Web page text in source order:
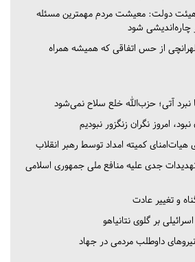
هیئت دولت: معیشت مردم مهمترین مسئله
چاره‌اندیشی شود
از حس اتفاقی که همیشه همراه
نبرد آتی؛ حزب‌الله خلع سلاح نمی‌شود
امروز نگران زنگزور نبودیم
کمیته امداد توسط رهبر انقلاب
تهدیدات جدی علیه منافع ملی جمهوری اسلامی
و تغییر عادت
بر گلوی نتانیاهو
داوطلب مردمی در جهاد